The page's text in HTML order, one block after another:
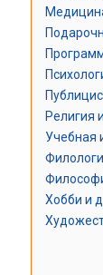
Религия
Учебная
Хобби и